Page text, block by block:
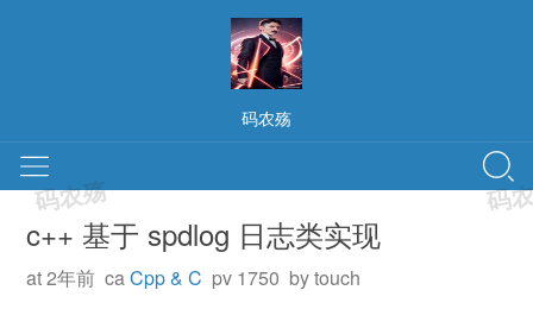
码农殇
c++ 基于 spdlog 日志类实现
at 2年前 caCpp & C pv 1750 by touch